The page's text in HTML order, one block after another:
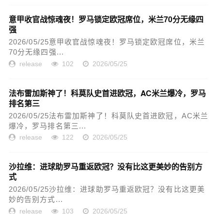
意甲收官战惊魂夜！罗马锁定欧冠席位，米兰70分无缘四
强
2026/05/25意甲收官战惊魂夜！罗马锁定欧冠席位，米兰
70分无缘四强...
release 102 2026/05/25
法布雷加斯神了！科莫队史首进欧冠，AC米兰爆冷，罗马
排名第三
2026/05/25法布雷加斯神了！科莫队史首进欧冠，AC米兰
爆冷，罗马排名第三...
release 122 2026/05/25
沙拉维：进球助罗马重返欧冠？没有比这更美妙的告别方
式
2026/05/25沙拉维：进球助罗马重返欧冠？没有比这更美
妙的告别方式...
release 103 2026/05/25